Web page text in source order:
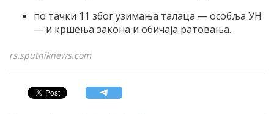
по тачки 11 због узимања талаца — особља УН
— и кршења закона и обичаја ратовања.
rs.sputniknews.com